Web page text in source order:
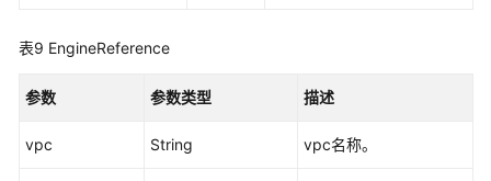
ServiceComb
表9 EngineReference
参数 参数类型 描述
vpc String vpc名称。